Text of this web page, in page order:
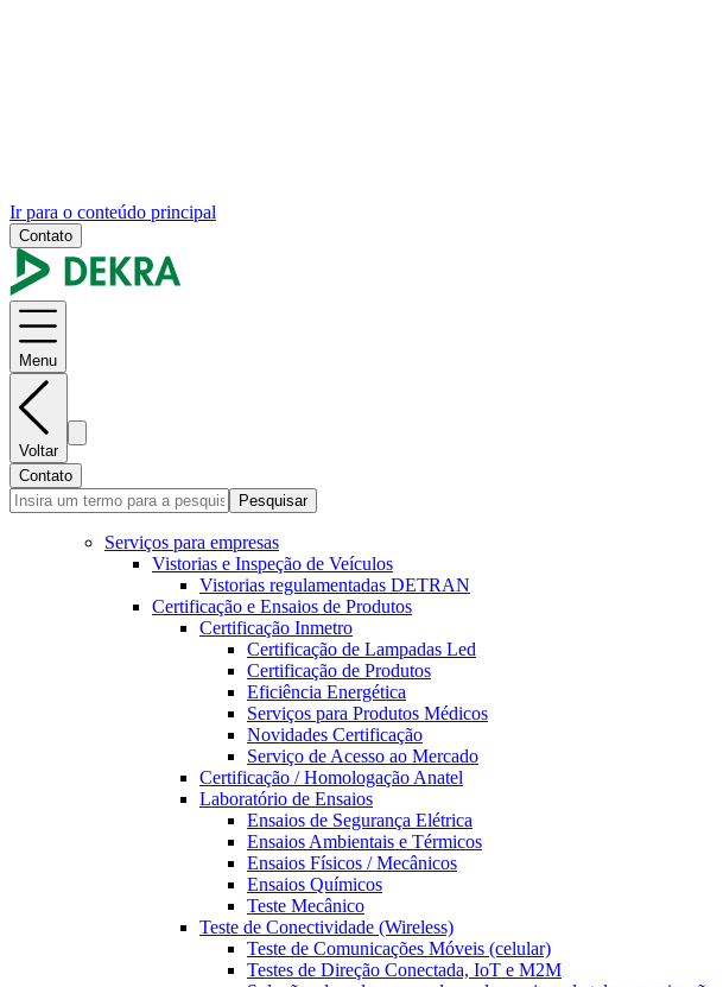
Ir para o conteúdo principal
Contato
Menu
Voltar
Contato
Pesquisar
Serviços para empresas
Vistorias e Inspeção de Veículos
Vistorias regulamentadas DETRAN
Certificação e Ensaios de Produtos
Certificação Inmetro
Certificação de Lampadas Led
Certificação de Produtos
Eficiência Energética
Serviços para Produtos Médicos
Novidades Certificação
Serviço de Acesso ao Mercado
Certificação / Homologação Anatel
Laboratório de Ensaios
Ensaios de Segurança Elétrica
Ensaios Ambientais e Térmicos
Ensaios Físicos / Mecânicos
Ensaios Químicos
Teste Mecânico
Teste de Conectividade (Wireless)
Teste de Comunicações Móveis (celular)
Testes de Direção Conectada, IoT e M2M